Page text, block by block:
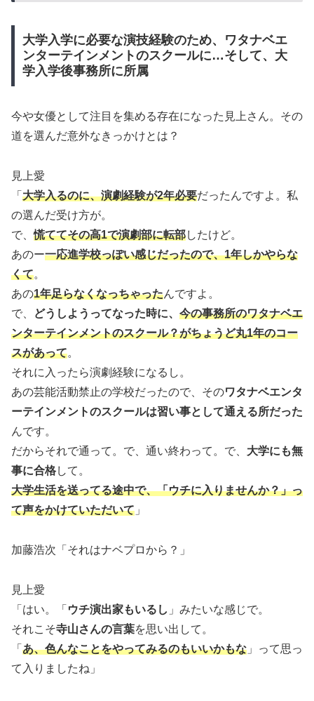
大学入学に必要な演技経験のため、ワタナベエ
ンターテインメントのスクールに…そして、大
学入学後事務所に所属
今や女優として注目を集める存在になった見上さん。その
道を選んだ意外なきっかけとは？
見上愛
「 大学入るのに、演劇経験が2年必要だったんですよ。私
の選んだ受け方が。
で、慌ててその高1で演劇部に転部したけど。
あのー一応進学校っぽい感じだったので、1年しかやらな
くて。
あの1年足らなくなっちゃったんですよ。
で、
どうしようってなった時に、 今の事務所のワタナベエ
ンターテインメントのスクール？がちょうど丸1年のコー
スがあって。
それに入ったら演劇経験になるし。
あの芸能活動禁止の学校だったので、そのワタナベエンタ
ーテインメントのスクールは習い事として通える所だった
んです。
だからそれで通って。で、通い終わって。で、 大学にも無
事に合格して。
大学生活を送ってる途中で、「ウチに入りませんか？」っ
て声をかけていただいて 」
加藤浩次「それはナベプロから？」
見上愛
「はい。「 ウチ演出家もいるし 」みたいな感じで。
それこそ寺山さんの言葉を思い出して。
「 あ、色んなことをやってみるのもいいかもな 」って思っ
て入りましたね」